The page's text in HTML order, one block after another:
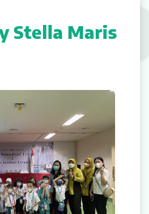
Stella Maris